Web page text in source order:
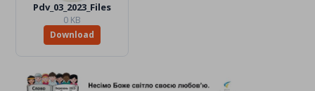
Pdv_03_2023_Files
0 KB
Download